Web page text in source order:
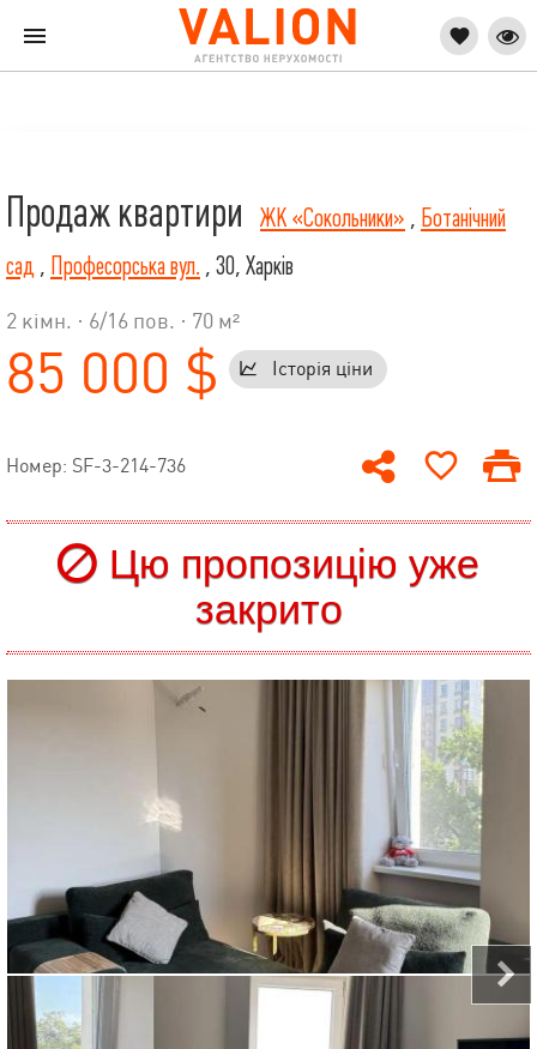
Продаж квартири ЖК «Сокольники» , Ботанічний
сад , Професорська вул. , 30, Харків
2 кімн. · 6/16 пов. · 70 м²
85 000 $ Історія ціни
Номер: SF-3-214-736
Цю пропозицію уже
закрито